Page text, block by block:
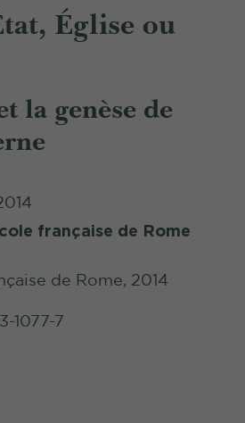
Église ou
la genèse de
française de Rome
de Rome, 2014
1077-7